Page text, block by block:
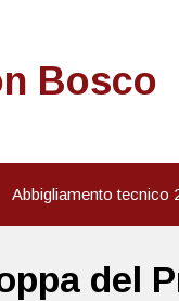
Bosco
Abbigliamento tecnico
del